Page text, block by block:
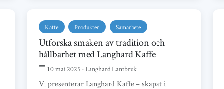
Kaffe Produkter Samarbete
Utforska smaken av tradition och
hållbarhet med Langhard Kaffe
10 mai 2025 · Langhard Lantbruk
Vi presenterar Langhard Kaffe – skapat i